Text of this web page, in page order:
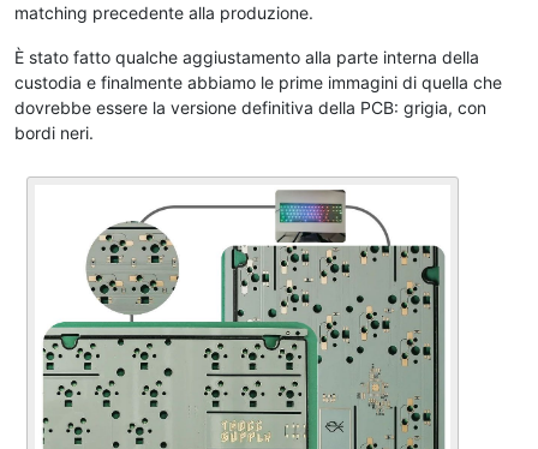
matching precedente alla produzione.
È stato fatto qualche aggiustamento alla parte interna della
custodia e finalmente abbiamo le prime immagini di quella che
dovrebbe essere la versione definitiva della PCB: grigia, con
bordi neri.